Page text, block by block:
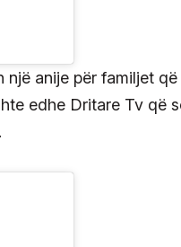
anije për familjet
edhe Dritare Tv që